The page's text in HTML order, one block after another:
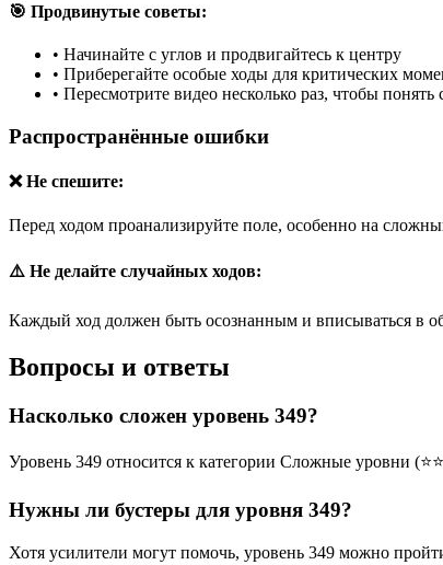
🎯 Продвинутые советы:
• Начинайте с углов и продвигайтесь к центру
• Приберегайте особые ходы для критических
• Пересмотрите видео несколько раз, чтобы понять
Распространённые ошибки
❌ Не спешите:
Перед ходом проанализируйте поле, особенно на
⚠️ Не делайте случайных ходов:
Каждый ход должен быть осознанным и вписываться в
Вопросы и ответы
Насколько сложен уровень 349?
Уровень 349 относится к категории Сложные уровни
Нужны ли бустеры для уровня 349?
Хотя усилители могут помочь, уровень 349 можно